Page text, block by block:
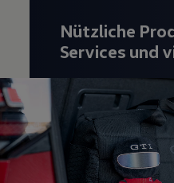
Nützliche
Services und